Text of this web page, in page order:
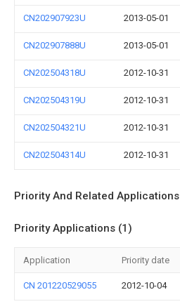
CN202907923U 2013-05-01
CN202907888U 2013-05-01
CN202504318U 2012-10-31
CN202504319U 2012-10-31
CN202504321U 2012-10-31
CN202504314U 2012-10-31
Priority And Related Applications
Priority Applications (1)
Application Priority date
CN 201220529055 2012-10-04